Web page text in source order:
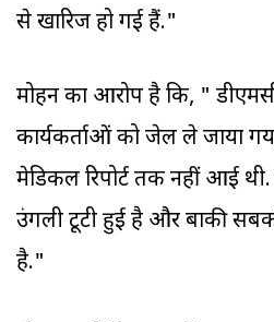
से खारिज हो गई हैं."
मोहन का आरोप है कि, "
कार्यकर्ताओं को जेल ले जाया
मेडिकल रिपोर्ट तक नहीं आई
उंगली टूटी हुई है और बाकी
है."